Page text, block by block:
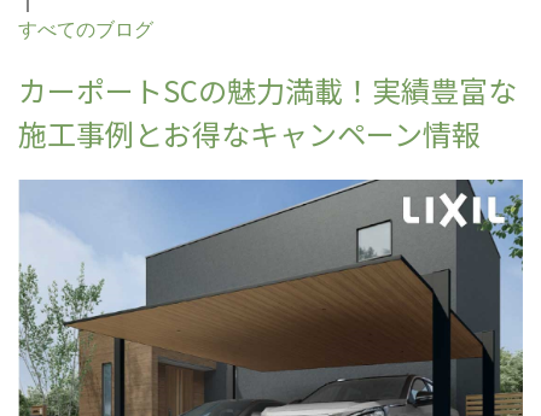
すべてのブログ
カーポートSCの魅力満載！実績豊富な
施工事例とお得なキャンペーン情報